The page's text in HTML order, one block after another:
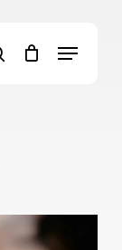
search
Menu